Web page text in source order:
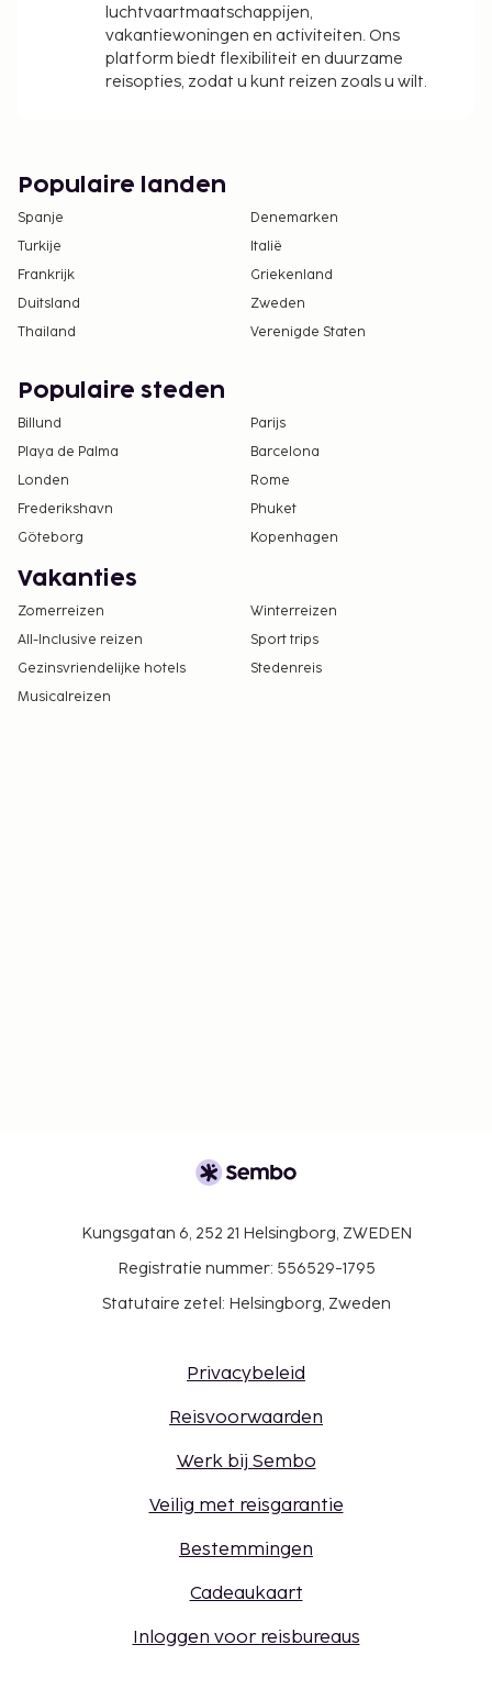
luchtvaartmaatschappijen,
vakantiewoningen en activiteiten. Ons
platform biedt flexibiliteit en duurzame
reisopties, zodat u kunt reizen zoals u wilt.
Populaire landen
Spanje
Denemarken
Turkije
Italië
Frankrijk
Griekenland
Duitsland
Zweden
Thailand
Verenigde Staten
Populaire steden
Billund
Parijs
Playa de Palma
Barcelona
Londen
Rome
Frederikshavn
Phuket
Göteborg
Kopenhagen
Vakanties
Zomerreizen
Winterreizen
All-Inclusive reizen
Sport trips
Gezinsvriendelijke hotels
Stedenreis
Musicalreizen
Kungsgatan 6, 252 21 Helsingborg, ZWEDEN
Registratie nummer: 556529-1795
Statutaire zetel: Helsingborg, Zweden
Privacybeleid
Reisvoorwaarden
Werk bij Sembo
Veilig met reisgarantie
Bestemmingen
Cadeaukaart
Inloggen voor reisbureaus